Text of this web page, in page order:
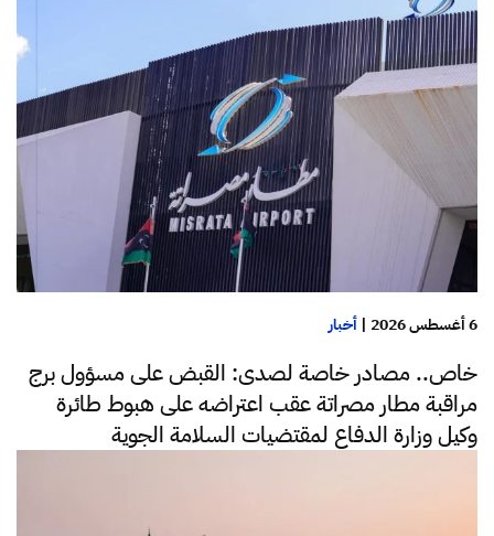
6 أغسطس 2026 | أخبار
خاص.. مصادر خاصة لصدى: القبض على مسؤول برج
مراقبة مطار مصراتة عقب اعتراضه على هبوط طائرة
وكيل وزارة الدفاع لمقتضيات السلامة الجوية